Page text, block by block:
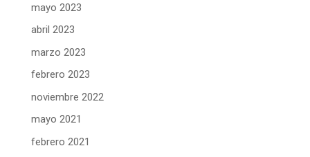
mayo 2023
abril 2023
marzo 2023
febrero 2023
noviembre 2022
mayo 2021
febrero 2021